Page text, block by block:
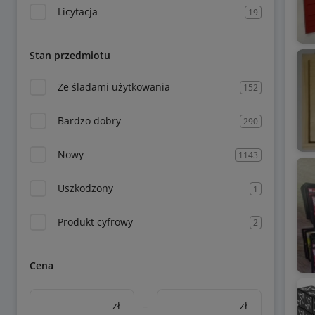
Licytacja 19
Stan przedmiotu
Ze śladami użytkowania 152
Bardzo dobry 290
Nowy 1143
Uszkodzony 1
Produkt cyfrowy 2
Cena
zł – zł